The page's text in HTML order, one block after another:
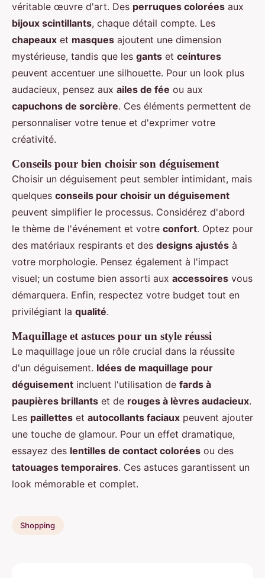
véritable œuvre d'art. Des perruques colorées aux
bijoux scintillants, chaque détail compte. Les
chapeaux et masques ajoutent une dimension
mystérieuse, tandis que les gants et ceintures
peuvent accentuer une silhouette. Pour un look plus
audacieux, pensez aux ailes de fée ou aux
capuchons de sorcière. Ces éléments permettent de
personnaliser votre tenue et d'exprimer votre
créativité.
Conseils pour bien choisir son déguisement
Choisir un déguisement peut sembler intimidant, mais
quelques conseils pour choisir un déguisement
peuvent simplifier le processus. Considérez d'abord
le thème de l'événement et votre confort. Optez pour
des matériaux respirants et des designs ajustés à
votre morphologie. Pensez également à l'impact
visuel; un costume bien assorti aux accessoires vous
démarquera. Enfin, respectez votre budget tout en
privilégiant la qualité.
Maquillage et astuces pour un style réussi
Le maquillage joue un rôle crucial dans la réussite
d'un déguisement. Idées de maquillage pour
déguisement incluent l'utilisation de fards à
paupières brillants et de rouges à lèvres audacieux.
Les paillettes et autocollants faciaux peuvent ajouter
une touche de glamour. Pour un effet dramatique,
essayez des lentilles de contact colorées ou des
tatouages temporaires. Ces astuces garantissent un
look mémorable et complet.
Shopping